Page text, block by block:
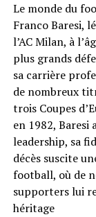
Le monde du
Franco Baresi,
l’AC Milan, à
plus grands
sa carrière
de nombreux
trois Coupes
en 1982, Baresi
leadership, sa
décès suscite
football, où de
supporters lui
héritage